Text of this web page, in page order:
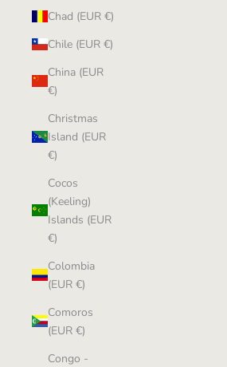
Chad (EUR €)
Chile (EUR €)
China (EUR
€)
Christmas
Island (EUR
€)
Cocos
(Keeling)
Islands (EUR
€)
Colombia
(EUR €)
Comoros
(EUR €)
Congo -